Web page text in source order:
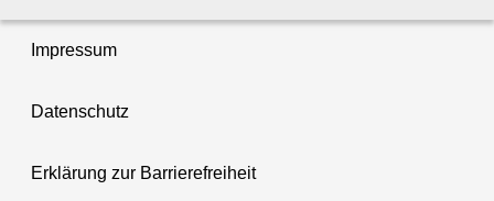
Impressum
Datenschutz
Erklärung zur Barrierefreiheit